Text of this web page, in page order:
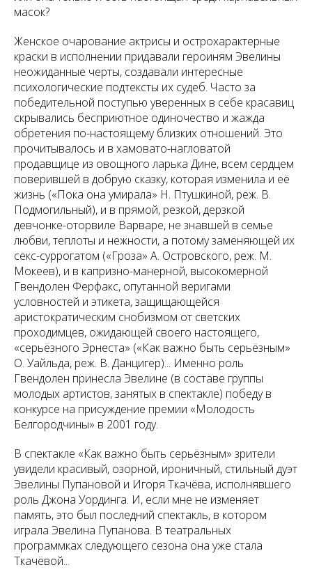
масок?
Женское очарование актрисы и острохарактерные
краски в исполнении придавали героиням Эвелины
неожиданные черты, создавали интересные
психологические подтексты их судеб. Часто за
победительной поступью уверенных в себе красавиц
скрывались бесприютное одиночество и жажда
обретения по-настоящему близких отношений. Это
прочитывалось и в хамовато-нагловатой
продавщице из овощного ларька Дине, всем сердцем
поверившей в добрую сказку, которая изменила и её
жизнь («Пока она умирала» Н. Птушкиной, реж. В.
Подмогильный), и в прямой, резкой, дерзкой
девчонке-оторвиле Варваре, не знавшей в семье
любви, теплоты и нежности, а потому заменяющей их
секс-суррогатом («Гроза» А. Островского, реж. М.
Мокеев), и в капризно-манерной, высокомерной
Гвендолен Ферфакс, опутанной веригами
условностей и этикета, защищающейся
аристократическим снобизмом от светских
проходимцев, ожидающей своего настоящего,
«серьёзного Эрнеста» («Как важно быть серьёзным»
О. Уайльда, реж. В. Данцигер)... Именно роль
Гвендолен принесла Эвелине (в составе группы
молодых артистов, занятых в спектакле) победу в
конкурсе на присуждение премии «Молодость
Белгородчины» в 2001 году.
В спектакле «Как важно быть серьёзным» зрители
увидели красивый, озорной, ироничный, стильный дуэт
Эвелины Пупановой и Игоря Ткачёва, исполнявшего
роль Джона Уординга. И, если мне не изменяет
память, это был последний спектакль, в котором
играла Эвелина Пупанова. В театральных
программках следующего сезона она уже стала
Ткачёвой...